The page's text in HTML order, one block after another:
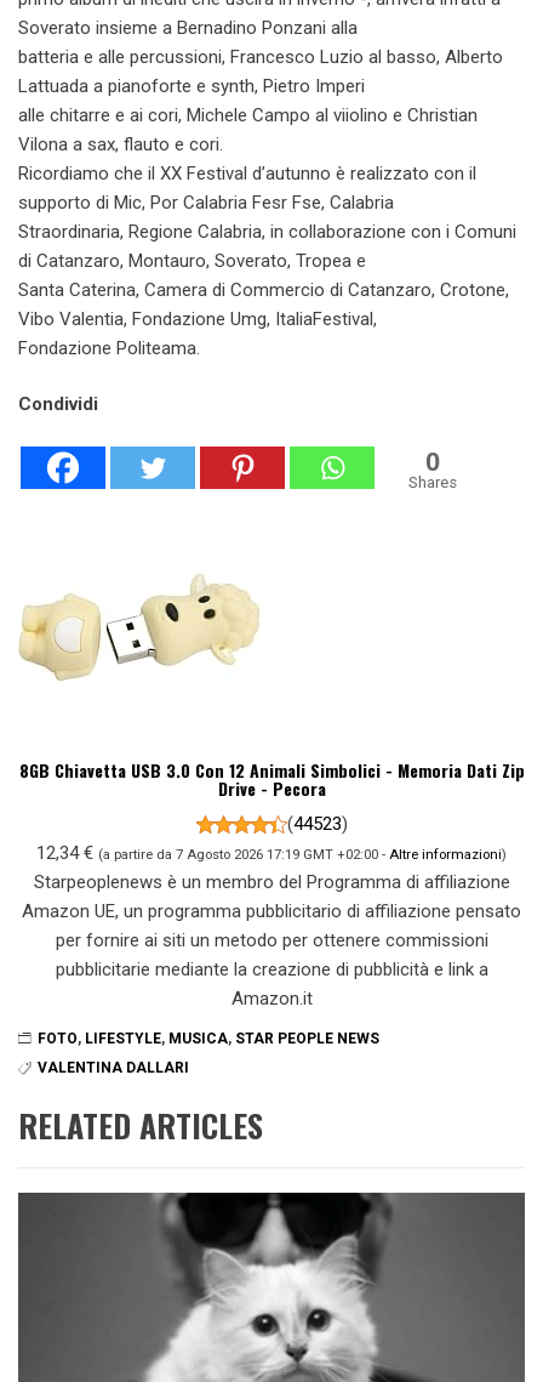
Soverato insieme a Bernadino Ponzani alla
batteria e alle percussioni, Francesco Luzio al basso, Alberto
Lattuada a pianoforte e synth, Pietro Imperi
alle chitarre e ai cori, Michele Campo al viiolino e Christian
Vilona a sax, flauto e cori.
Ricordiamo che il XX Festival d’autunno è realizzato con il
supporto di Mic, Por Calabria Fesr Fse, Calabria
Straordinaria, Regione Calabria, in collaborazione con i Comuni
di Catanzaro, Montauro, Soverato, Tropea e
Santa Caterina, Camera di Commercio di Catanzaro, Crotone,
Vibo Valentia, Fondazione Umg, ItaliaFestival,
Fondazione Politeama.
Condividi
0
Shares
8GB Chiavetta USB 3.0 Con 12 Animali Simbolici - Memoria Dati Zip
Drive - Pecora
(44523)
12,34 € (a partire da 7 Agosto 2026 17:19 GMT +02:00 - Altre informazioni)
Starpeoplenews è un membro del Programma di affiliazione
Amazon UE, un programma pubblicitario di affiliazione pensato
per fornire ai siti un metodo per ottenere commissioni
pubblicitarie mediante la creazione di pubblicità e link a
Amazon.it
FOTO, LIFESTYLE, MUSICA, STAR PEOPLE NEWS
VALENTINA DALLARI
RELATED ARTICLES